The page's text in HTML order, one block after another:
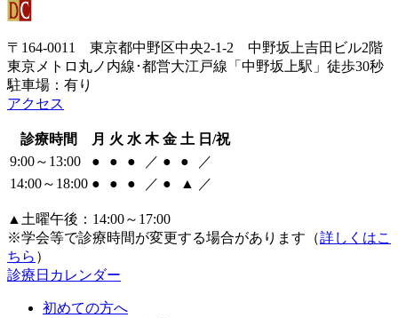
〒164-0011 東京都中野区中央2-1-2 中野坂上吉田ビル2階
東京メトロ丸ノ内線･都営大江戸線「中野坂上駅」徒歩30秒
駐車場：有り
アクセス
診療時間 月 火 水 木 金 土 日/祝
9:00～13:00
● ● ● ／ ● ●
／
14:00～18:00 ● ● ● ／ ● ▲ ／
▲土曜午後：14:00～17:00
※学会等で診療時間が変更する場合があります（詳しくはこ
ちら ）
診療日カレンダー
初めての方へ